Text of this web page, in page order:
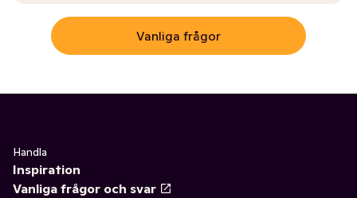
Vanliga frågor
Handla
Inspiration
Vanliga frågor och svar